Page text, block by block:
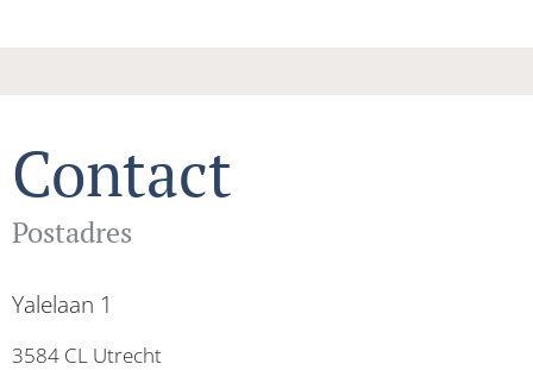
Contact
Postadres
Yalelaan 1
3584 CL Utrecht